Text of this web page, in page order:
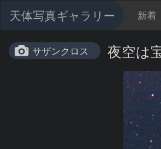
天体写真ギャラリー 新着
サザンクロス 夜空は